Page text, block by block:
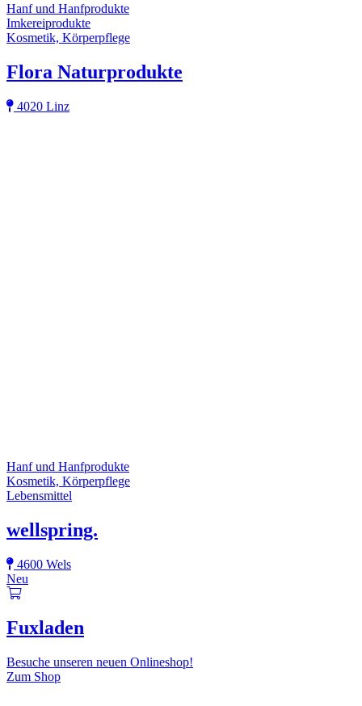
Hanf und Hanfprodukte
Imkereiprodukte
Kosmetik, Körperpflege
Flora Naturprodukte
4020 Linz
Hanf und Hanfprodukte
Kosmetik, Körperpflege
Lebensmittel
wellspring.
4600 Wels
Neu
Fuxladen
Besuche unseren neuen Onlineshop!
Zum Shop